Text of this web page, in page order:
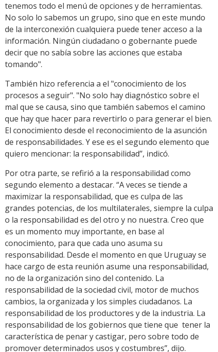
tenemos todo el menú de opciones y de herramientas.
No solo lo sabemos un grupo, sino que en este mundo
de la interconexión cualquiera puede tener acceso a la
información. Ningún ciudadano o gobernante puede
decir que no sabía sobre las acciones que estaba
tomando".
También hizo referencia a el "conocimiento de los
procesos a seguir". "No solo hay diagnóstico sobre el
mal que se causa, sino que también sabemos el camino
que hay que hacer para revertirlo o para generar el bien.
El conocimiento desde el reconocimiento de la asunción
de responsabilidades. Y ese es el segundo elemento que
quiero mencionar: la responsabilidad”, indicó.
Por otra parte, se refirió a la responsabilidad como
segundo elemento a destacar. “A veces se tiende a
maximizar la responsabilidad, que es culpa de las
grandes potencias, de los multilaterales, siempre la culpa
o la responsabilidad es del otro y no nuestra. Creo que
es un momento muy importante, en base al
conocimiento, para que cada uno asuma su
responsabilidad. Desde el momento en que Uruguay se
hace cargo de esta reunión asume una responsabilidad,
no de la organización sino del contenido. La
responsabilidad de la sociedad civil, motor de muchos
cambios, la organizada y los simples ciudadanos. La
responsabilidad de los productores y de la industria. La
responsabilidad de los gobiernos que tiene que tener la
característica de penar y castigar, pero sobre todo de
promover determinados usos y costumbres”, dijo.